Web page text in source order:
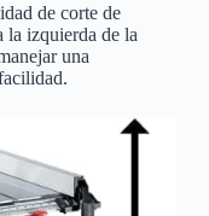
de corte de
la izquierda de la
una